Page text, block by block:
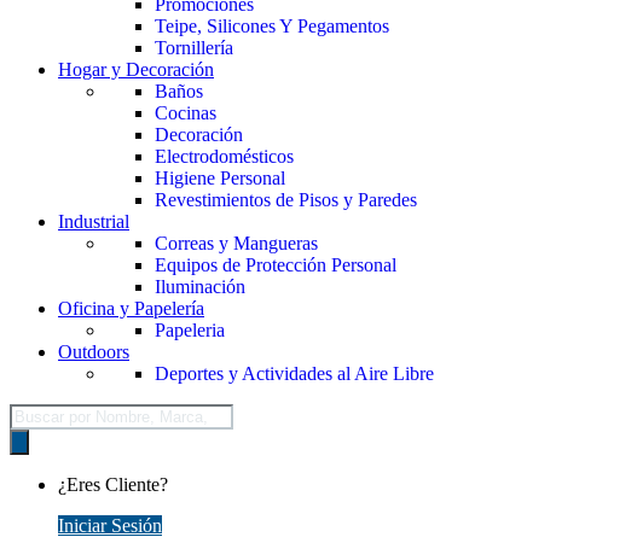
Promociones
Teipe, Silicones Y Pegamentos
Tornillería
Hogar y Decoración
Baños
Cocinas
Decoración
Electrodomésticos
Higiene Personal
Revestimientos de Pisos y Paredes
Industrial
Correas y Mangueras
Equipos de Protección Personal
Iluminación
Oficina y Papelería
Papeleria
Outdoors
Deportes y Actividades al Aire Libre
Búsqueda
de
productos
¿Eres Cliente?
Iniciar Sesión